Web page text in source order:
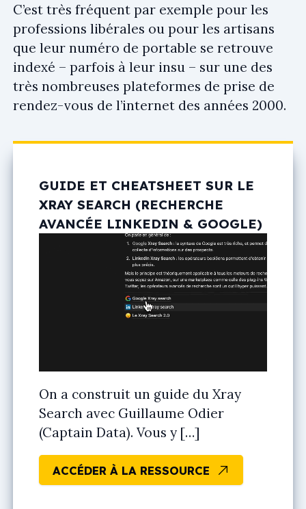
C’est très fréquent par exemple pour les
professions libérales ou pour les artisans
que leur numéro de portable se retrouve
indexé – parfois à leur insu – sur une des
très nombreuses plateformes de prise de
rendez-vous de l’internet des années 2000.
GUIDE ET CHEATSHEET SUR LE
XRAY SEARCH (RECHERCHE
AVANCÉE LINKEDIN & GOOGLE)
On a construit un guide du Xray
Search avec Guillaume Odier
(Captain Data). Vous y […]
ACCÉDER À LA RESSOURCE